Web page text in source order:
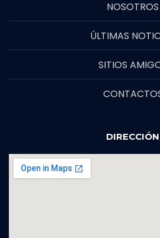
NOSOTROS
ÚLTIMAS
SITIOS
DIRECCIÓN